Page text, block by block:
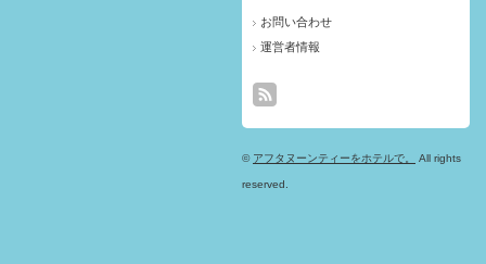
お問い合わせ
運営者情報
© アフタヌーンティーをホテルで。 All rights
reserved.